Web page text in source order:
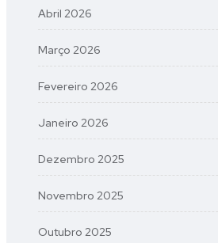
Abril 2026
Março 2026
Fevereiro 2026
Janeiro 2026
Dezembro 2025
Novembro 2025
Outubro 2025